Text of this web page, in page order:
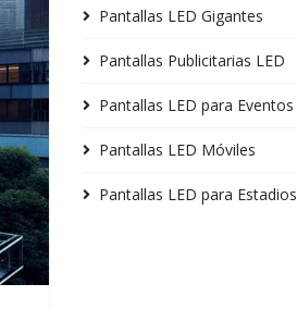
Pantallas LED Gigantes
Pantallas Publicitarias LED
Pantallas LED para Eventos
Pantallas LED Móviles
Pantallas LED para Estadios